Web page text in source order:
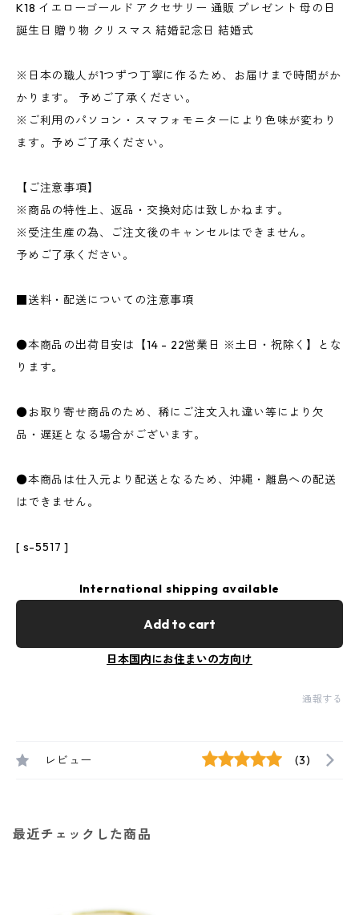
K18 イエローゴールド アクセサリー 通販 プレゼント 母の日
誕生日 贈り物 クリスマス 結婚記念日 結婚式
※日本の職人が1つずつ丁寧に作るため、お届けまで時間がか
かります。 予めご了承ください。
※ご利用のパソコン・スマフォモニターにより色味が変わり
ます。予めご了承ください。
【ご注意事項】
※商品の特性上、返品・交換対応は致しかねます。
※受注生産の為、ご注文後のキャンセルはできません。
予めご了承ください。
■送料・配送についての注意事項
●本商品の出荷目安は【14 - 22営業日 ※土日・祝除く】とな
ります。
●お取り寄せ商品のため、稀にご注文入れ違い等により欠
品・遅延となる場合がございます。
●本商品は仕入元より配送となるため、沖縄・離島への配送
はできません。
[ s-5517 ]
International shipping available
Add to cart
日本国内にお住まいの方向け
通報する
レビュー (3)
最近チェックした商品